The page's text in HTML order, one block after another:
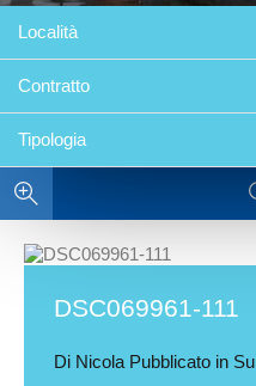
Località
Contratto
Tipologia
DSC069961-111
Di Nicola Pubblicato in Su